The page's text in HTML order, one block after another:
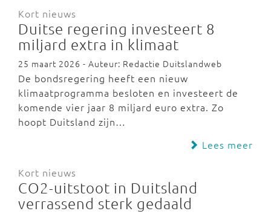
Kort nieuws
Duitse regering investeert 8
miljard extra in klimaat
25 maart 2026 - Auteur: Redactie Duitslandweb
De bondsregering heeft een nieuw
klimaatprogramma besloten en investeert de
komende vier jaar 8 miljard euro extra. Zo
hoopt Duitsland zijn…
Lees meer
Kort nieuws
CO2-uitstoot in Duitsland
verrassend sterk gedaald